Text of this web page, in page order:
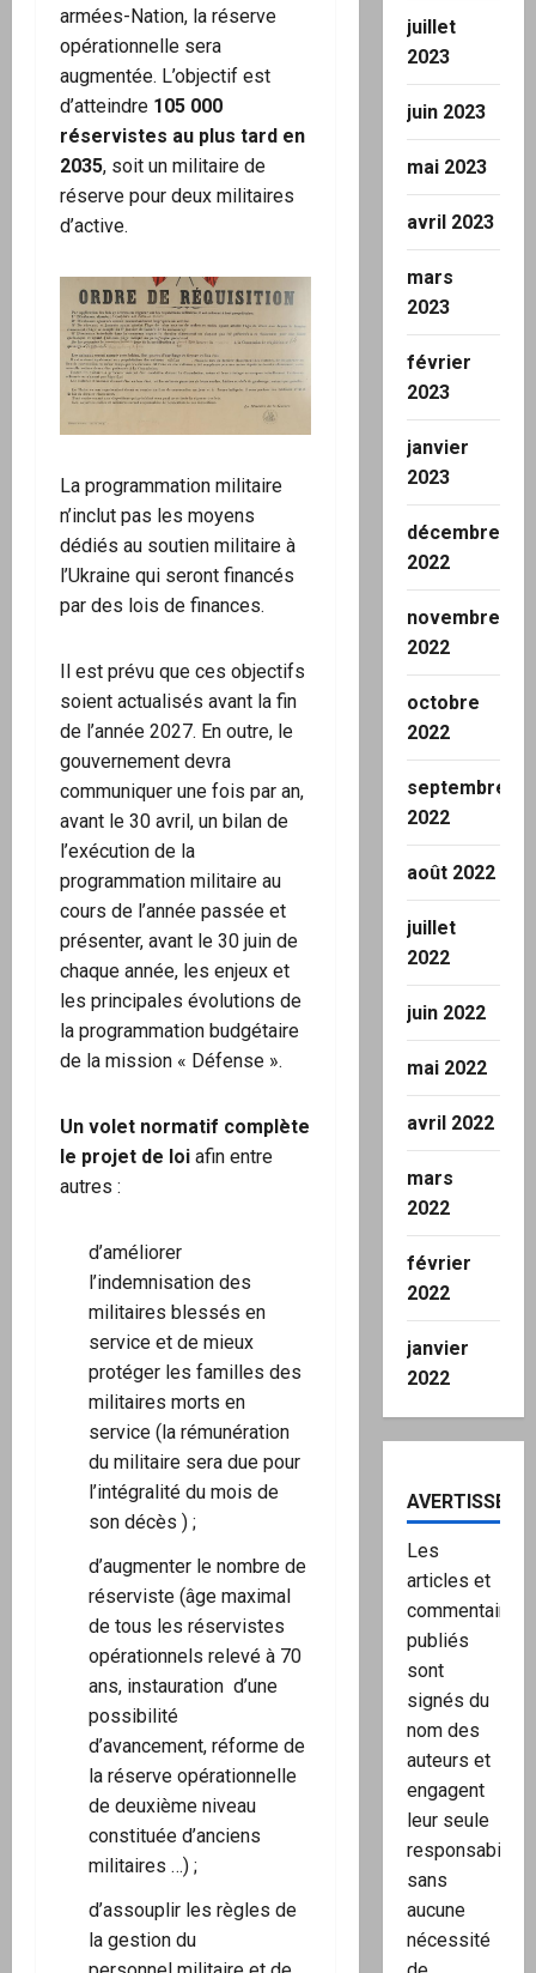
armées-Nation, la réserve
opérationnelle sera
augmentée. L’objectif est
d’atteindre 105 000
réservistes au plus tard en
2035, soit un militaire de
réserve pour deux militaires
d’active.
La programmation militaire
n’inclut pas les moyens
dédiés au soutien militaire à
l’Ukraine qui seront financés
par des lois de finances.
Il est prévu que ces objectifs
soient actualisés avant la fin
de l’année 2027. En outre, le
gouvernement devra
communiquer une fois par an,
avant le 30 avril, un bilan de
l’exécution de la
programmation militaire au
cours de l’année passée et
présenter, avant le 30 juin de
chaque année, les enjeux et
les principales évolutions de
la programmation budgétaire
de la mission « Défense ».
Un volet normatif complète
le projet de loi afin entre
autres :
d’améliorer
l’indemnisation des
militaires blessés en
service et de mieux
protéger les familles des
militaires morts en
service (la rémunération
du militaire sera due pour
l’intégralité du mois de
son décès ) ;
d’augmenter le nombre de
réserviste (âge maximal
de tous les réservistes
opérationnels relevé à 70
ans, instauration d’une
possibilité
d’avancement, réforme de
la réserve opérationnelle
de deuxième niveau
constituée d’anciens
militaires …) ;
d’assouplir les règles de
la gestion du
juillet
2023
juin 2023
mai 2023
avril 2023
mars
2023
février
2023
janvier
2023
décembre
2022
novembre
2022
octobre
2022
septembre
2022
août 2022
juillet
2022
juin 2022
mai 2022
avril 2022
mars
2022
février
2022
janvier
2022
Les
articles et
commentaires
publiés
sont
signés du
nom des
auteurs et
engagent
leur seule
responsabilité,
sans
aucune
nécessité